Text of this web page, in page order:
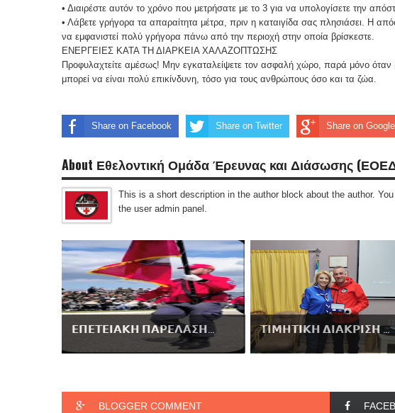
• Διαιρέστε αυτόν το χρόνο που μετρήσατε με το 3 για να υπολογίσετε την
• Λάβετε γρήγορα τα απαραίτητα μέτρα, πριν η καταιγίδα σας πλησιάσει. Η
να εμφανιστεί πολύ γρήγορα πάνω από την περιοχή στην οποία βρίσκεστε.
ΕΝΕΡΓΕΙΕΣ ΚΑΤΑ ΤΗ ΔΙΑΡΚΕΙΑ ΧΑΛΑΖΟΠΤΩΣΗΣ
Προφυλαχτείτε αμέσως! Μην εγκαταλείψετε τον ασφαλή χώρο, παρά μόνο όταν
μπορεί να είναι πολύ επικίνδυνη, τόσο για τους ανθρώπους όσο και τα ζώα.
Share on Facebook Share on Twitter Share on
About Εθελοντική Ομάδα Έρευνας και Διάσωσης
This is a short description in the author block about the author.
the user admin panel.
𝝚𝝥𝝚𝝩𝝚𝝞𝝖𝝟𝝜 𝝥𝝖𝝦𝝚𝝠𝝖𝝨𝝜... 𝝩𝝞𝝡𝝜𝝩𝝞𝝟𝝜 𝝙𝝞𝝖𝝟𝝦𝝞𝝨𝝜 ...
BLOGGER COMMENT